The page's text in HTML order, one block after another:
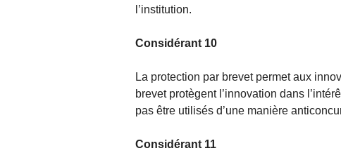
l’institution.
Considérant 10
La protection par brevet permet aux
brevet protègent l’innovation dans
pas être utilisés d’une manière
Considérant 11